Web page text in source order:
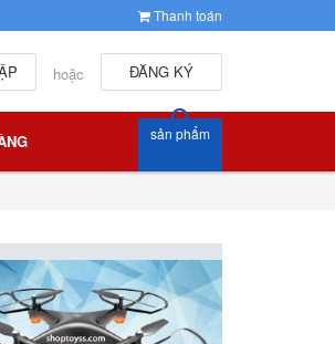
Thanh toán
ĐĂNG KÝ
hoặc
sản phẩm